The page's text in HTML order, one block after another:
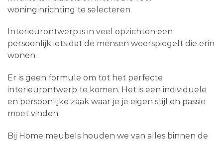
woninginrichting te selecteren.
Interieurontwerp is in veel opzichten een
persoonlijk iets dat de mensen weerspiegelt die erin
wonen.
Er is geen formule om tot het perfecte
interieurontwerp te komen. Het is een individuele
en persoonlijke zaak waar je je eigen stijl en passie
moet vinden.
Bij Home meubels houden we van alles binnen de